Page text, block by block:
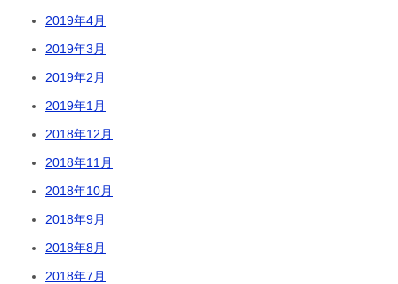
2019年4月
2019年3月
2019年2月
2019年1月
2018年12月
2018年11月
2018年10月
2018年9月
2018年8月
2018年7月